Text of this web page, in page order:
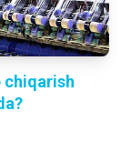
chiqarish